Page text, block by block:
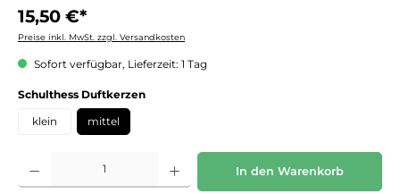
15,50 €*
Preise inkl. MwSt. zzgl. Versandkosten
Sofort verfügbar, Lieferzeit: 1 Tag
Schulthess Duftkerzenauswählen
klein mittel
Produkt Anzahl: Gib den gewünschten Wert ein oder benutze die Schaltflächen um
In den Warenkorb